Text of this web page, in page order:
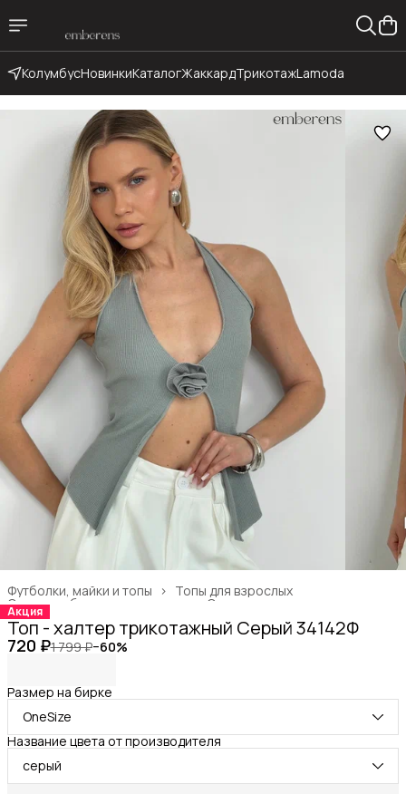
КолумбусНовинкиКаталогЖаккардТрикотажLamoda
Топы для взрослых
Футболки, майки и топы ›
Одежда для взрослых
Одежда, обувь и аксессуары
Главная
Акция
Топ - халтер трикотажный Серый 34142Ф
720 ₽1 799 ₽−60%
Размер на бирке
OneSize
Название цвета от производителя
серый